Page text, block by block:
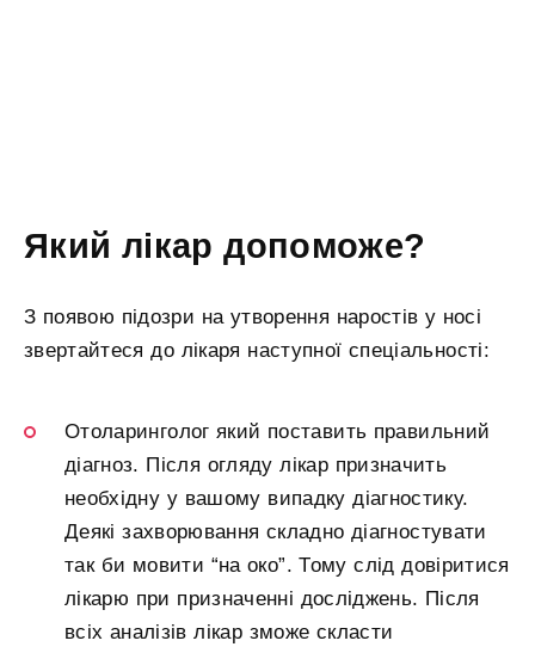
Який лікар допоможе?
З появою підозри на утворення наростів у носі
звертайтеся до лікаря наступної спеціальності:
Отоларинголог який поставить правильний
діагноз. Після огляду лікар призначить
необхідну у вашому випадку діагностику.
Деякі захворювання складно діагностувати
так би мовити “на око”. Тому слід довіритися
лікарю при призначенні досліджень. Після
всіх аналізів лікар зможе скласти